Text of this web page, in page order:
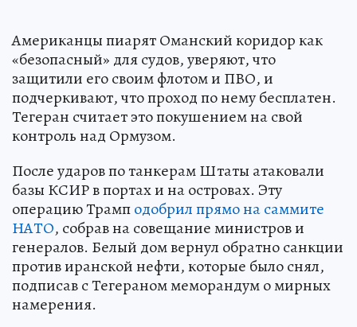
Американцы пиарят Оманский коридор как
«безопасный» для судов, уверяют, что
защитили его своим флотом и ПВО, и
подчеркивают, что проход по нему бесплатен.
Тегеран считает это покушением на свой
контроль над Ормузом.
После ударов по танкерам Штаты атаковали
базы КСИР в портах и на островах. Эту
операцию Трамподобрил прямо на саммите
НАТО, собрав на совещание министров и
генералов. Белый дом вернул обратно санкции
против иранской нефти, которые было снял,
подписав с Тегераном меморандум о мирных
намерения.